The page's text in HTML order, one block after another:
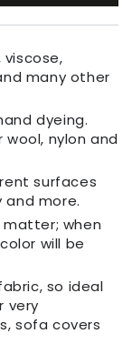
viscose,
many other
dyeing.
nylon and
surfaces
and more.
matter; when
will be
so ideal
very
sofa covers